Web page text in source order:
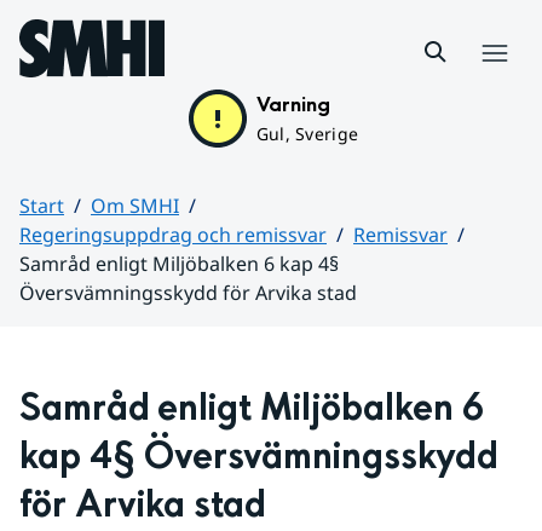
Hoppa till sidans innehåll
Varning
Gul, Sverige
Start
Om SMHI
Regeringsuppdrag och remissvar
Remissvar
Samråd enligt Miljöbalken 6 kap 4§
Översvämningsskydd för Arvika stad
Samråd enligt Miljöbalken 6
kap 4§ Översvämningsskydd
för Arvika stad